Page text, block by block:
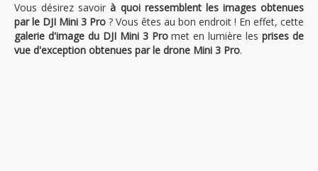
Vous désirez savoirà quoi ressemblent les images obtenues
par le DJI Mini 3 Pro ? Vous êtes au bon endroit ! En effet, cette
galerie d'image du DJI Mini 3 Promet en lumière lesprises de
vue d'exception obtenues par le drone Mini 3 Pro.